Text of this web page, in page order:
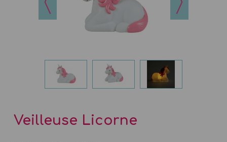
Veilleuse Licorne